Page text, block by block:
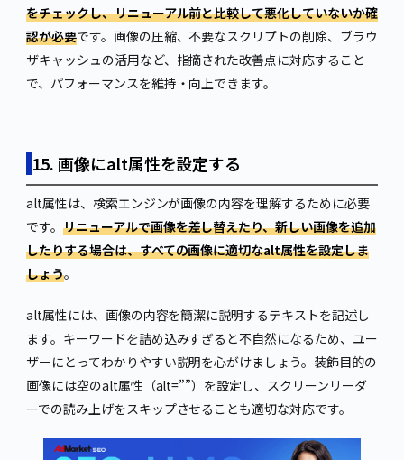
をチェックし、リニューアル前と比較して悪化していないか確
認が必要です。画像の圧縮、不要なスクリプトの削除、ブラウ
ザキャッシュの活用など、指摘された改善点に対応すること
で、パフォーマンスを維持・向上できます。
15. 画像にalt属性を設定する
alt属性は、検索エンジンが画像の内容を理解するために必要
です。 リニューアルで画像を差し替えたり、新しい画像を追加
したりする場合は、すべての画像に適切なalt属性を設定しま
しょう。
alt属性には、画像の内容を簡潔に説明するテキストを記述し
ます。キーワードを詰め込みすぎると不自然になるため、ユー
ザーにとってわかりやすい説明を心がけましょう。装飾目的の
画像には空のalt属性（alt=””）を設定し、スクリーンリーダ
ーでの読み上げをスキップさせることも適切な対応です。